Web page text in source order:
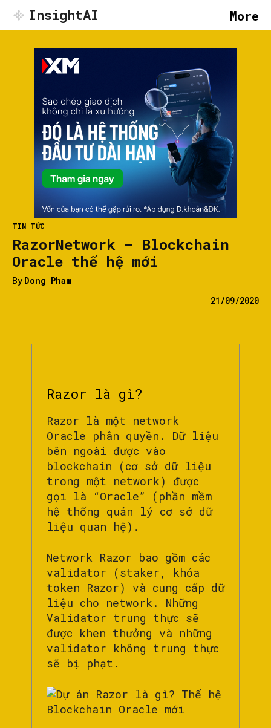
InsightAI More
TIN TỨC
RazorNetwork – Blockchain
Oracle thế hệ mới
By Dong Pham
21/09/2020
Razor là gì?
Razor là một network
Oracle phân quyền. Dữ liệu
bên ngoài được vào
blockchain (cơ sở dữ liệu
trong một network) được
gọi là “Oracle” (phần mềm
hệ thống quản lý cơ sở dữ
liệu quan hệ).
Network Razor bao gồm các
validator (staker, khóa
token Razor) và cung cấp dữ
liệu cho network. Những
Validator trung thực sẽ
được khen thưởng và những
validator không trung thực
sẽ bị phạt.